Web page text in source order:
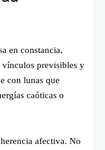
en constancia,
vínculos previsibles y
con lunas que
caóticas o
afectiva. No